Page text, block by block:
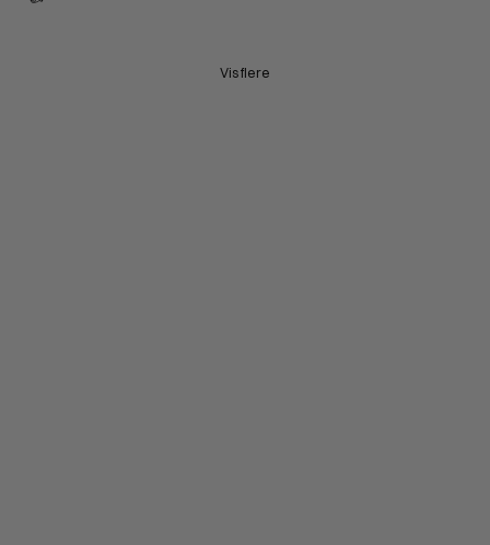
Vis flere